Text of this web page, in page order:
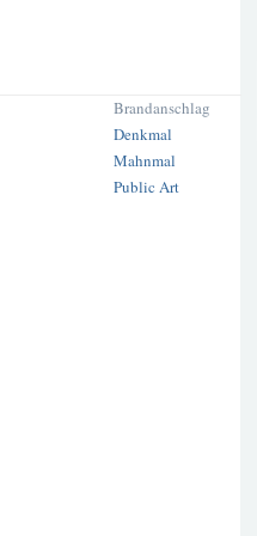
Brandanschlag
Denkmal
Mahnmal
Public Art